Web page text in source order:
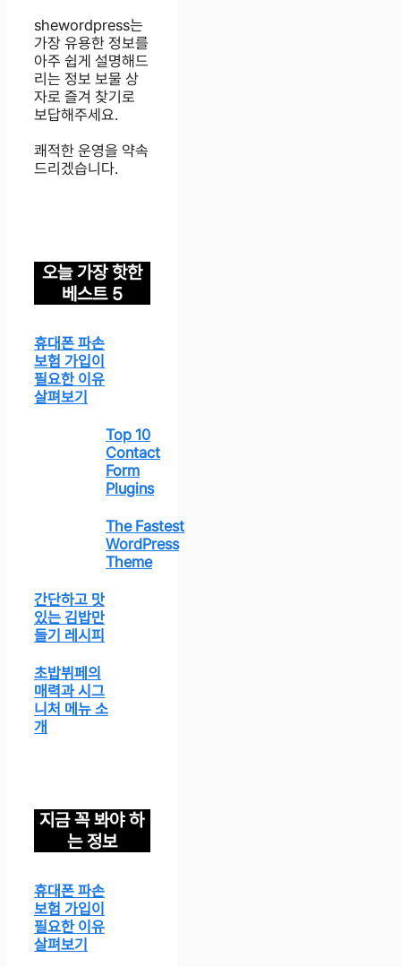
shewordpress는
가장 유용한 정보를
아주 쉽게 설명해드
리는 정보 보물 상
자로 즐겨 찾기로
보답해주세요.
쾌적한 운영을 약속
드리겠습니다.
오늘 가장 핫한
베스트 5
휴대폰 파손
보험 가입이
필요한 이유
살펴보기
Top 10
Contact
Form
Plugins
The Fastest
WordPress
Theme
간단하고 맛
있는 김밥만
들기 레시피
초밥뷔페의
매력과 시그
니처 메뉴 소
개
지금 꼭 봐야 하
는 정보
휴대폰 파손
보험 가입이
필요한 이유
살펴보기